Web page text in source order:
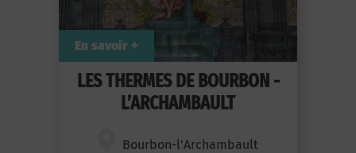
LES THERMES DE BOURBON -
L’ARCHAMBAULT
Bourbon-l'Archambault
En savoir +